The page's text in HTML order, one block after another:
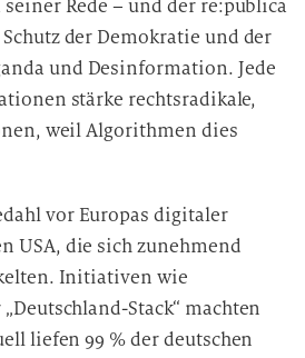
Rede – und der re:publica
der Demokratie und der
und Desinformation. Jede
stärke rechtsradikale,
weil Algorithmen dies
vor Europas digitaler
USA, die sich zunehmend
Initiativen wie
Stack“ machten
liefen 99 % der deutschen